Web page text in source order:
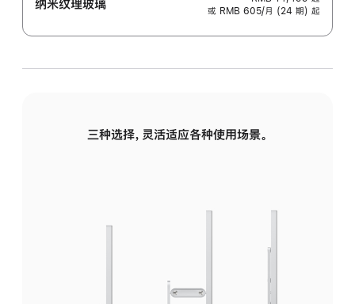
纳米纹理玻璃
或 RMB 605/月 (24 期) 起
三种选择，灵活适应各种使用场景。